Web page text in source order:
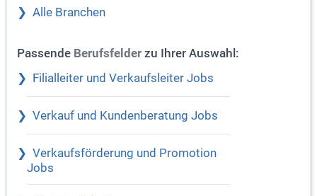
Alle Branchen
Passende Berufsfelder zu Ihrer Auswahl:
Filialleiter und Verkaufsleiter Jobs
Verkauf und Kundenberatung Jobs
Verkaufsförderung und Promotion
Jobs